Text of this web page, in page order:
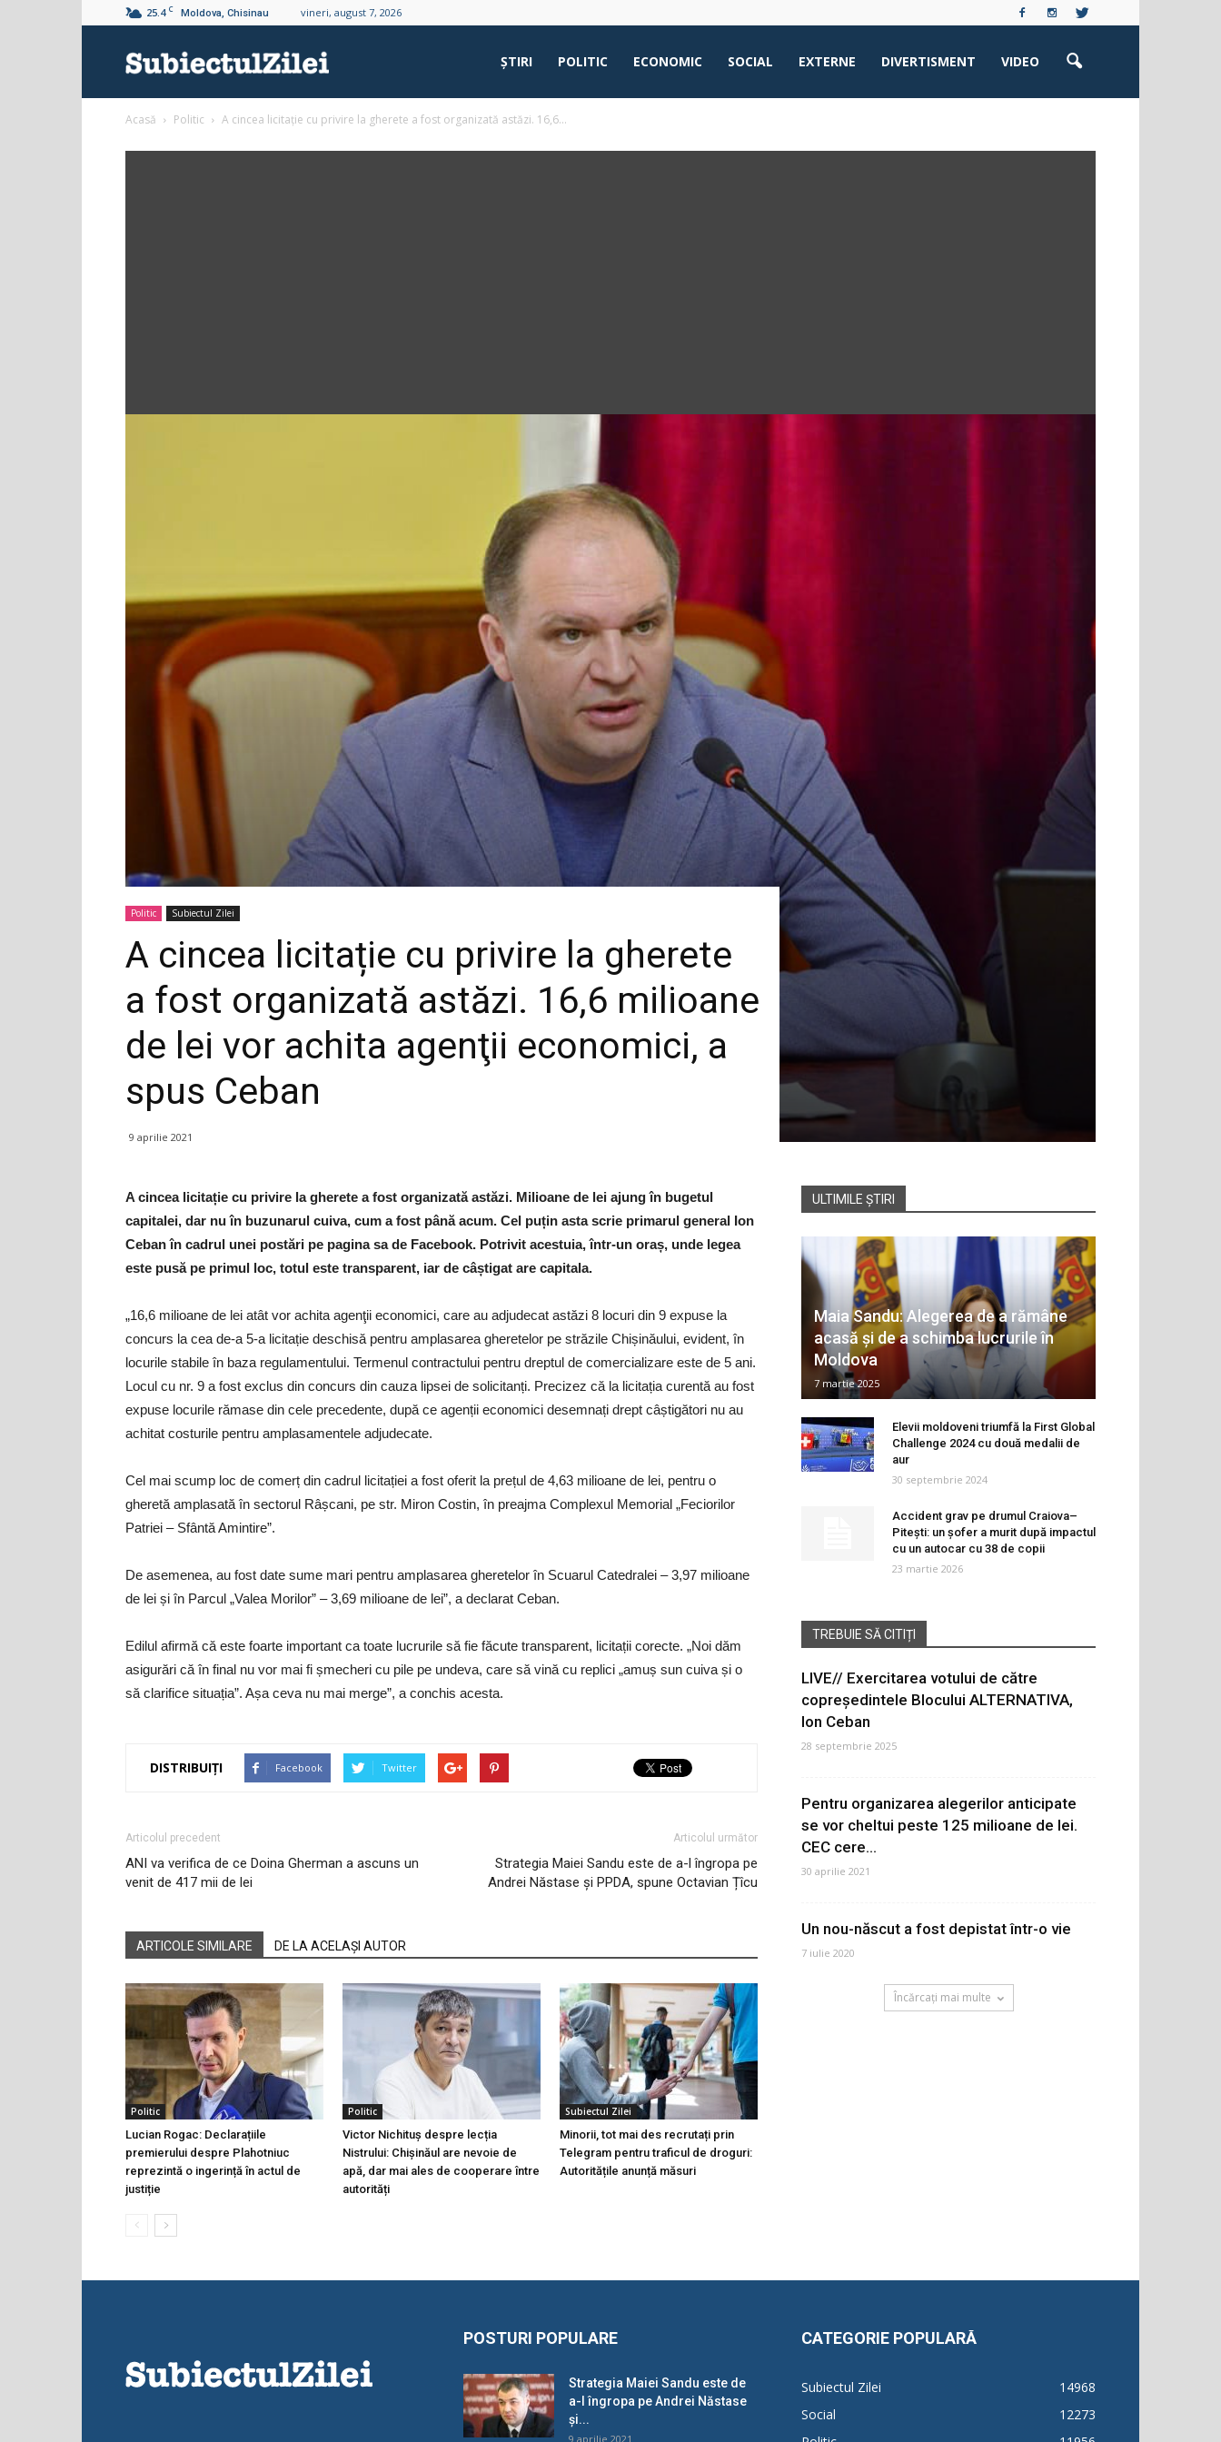
25.4 C Moldova, Chisinau vineri, august 7, 2026
ŞTIRI POLITIC ECONOMIC SOCIAL EXTERNE DIVERTISMENT VIDEO
Acasă Politic A cincea licitație cu privire la gherete a fost organizată astăzi. 16,6...
Politic Subiectul Zilei
A cincea licitație cu privire la gherete
a fost organizată astăzi. 16,6 milioane
de lei vor achita agenţii economici, a
spus Ceban
9 aprilie 2021
A cincea licitație cu privire la gherete a fost organizată astăzi. Milioane de lei ajung în bugetul
capitalei, dar nu în buzunarul cuiva, cum a fost până acum. Cel puțin asta scrie primarul general Ion
Ceban în cadrul unei postări pe pagina sa de Facebook. Potrivit acestuia, într-un oraș, unde legea
este pusă pe primul loc, totul este transparent, iar de câștigat are capitala.
„16,6 milioane de lei atât vor achita agenţii economici, care au adjudecat astăzi 8 locuri din 9 expuse la
concurs la cea de-a 5-a licitație deschisă pentru amplasarea gheretelor pe străzile Chișinăului, evident, în
locurile stabile în baza regulamentului. Termenul contractului pentru dreptul de comercializare este de 5 ani.
Locul cu nr. 9 a fost exclus din concurs din cauza lipsei de solicitanți. Precizez că la licitația curentă au fost
expuse locurile rămase din cele precedente, după ce agenții economici desemnați drept câștigători nu au
achitat costurile pentru amplasamentele adjudecate.
Cel mai scump loc de comerț din cadrul licitației a fost oferit la prețul de 4,63 milioane de lei, pentru o
gheretă amplasată în sectorul Râșcani, pe str. Miron Costin, în preajma Complexul Memorial „Feciorilor
Patriei – Sfântă Amintire”.
De asemenea, au fost date sume mari pentru amplasarea gheretelor în Scuarul Catedralei – 3,97 milioane
de lei și în Parcul „Valea Morilor” – 3,69 milioane de lei”, a declarat Ceban.
Edilul afirmă că este foarte important ca toate lucrurile să fie făcute transparent, licitații corecte. „Noi dăm
asigurări că în final nu vor mai fi șmecheri cu pile pe undeva, care să vină cu replici „amuș sun cuiva și o
să clarifice situația”. Așa ceva nu mai merge”, a conchis acesta.
DISTRIBUIȚI Facebook Twitter
Articolul precedent
ANI va verifica de ce Doina Gherman a ascuns un
venit de 417 mii de lei
Articolul următor
Strategia Maiei Sandu este de a-l îngropa pe
Andrei Năstase și PPDA, spune Octavian Țîcu
ARTICOLE SIMILARE DE LA ACELAȘI AUTOR
Politic
Lucian Rogac: Declarațiile
premierului despre Plahotniuc
reprezintă o ingerință în actul de
justiție
Politic
Victor Nichituș despre lecția
Nistrului: Chișinăul are nevoie de
apă, dar mai ales de cooperare între
autorități
Subiectul Zilei
Minorii, tot mai des recrutați prin
Telegram pentru traficul de droguri:
Autoritățile anunță măsuri
ULTIMILE ȘTIRI
Maia Sandu: Alegerea de a rămâne
acasă și de a schimba lucrurile în
Moldova
7 martie 2025
Elevii moldoveni triumfă la First Global
Challenge 2024 cu două medalii de
aur
30 septembrie 2024
Accident grav pe drumul Craiova–
Pitești: un șofer a murit după impactul
cu un autocar cu 38 de copii
23 martie 2026
TREBUIE SĂ CITIȚI
LIVE// Exercitarea votului de către
copreședintele Blocului ALTERNATIVA,
Ion Ceban
28 septembrie 2025
Pentru organizarea alegerilor anticipate
se vor cheltui peste 125 milioane de lei.
CEC cere...
30 aprilie 2021
Un nou-născut a fost depistat într-o vie
7 iulie 2020
Încărcați mai multe
POSTURI POPULARE
Strategia Maiei Sandu este de
a-l îngropa pe Andrei Năstase
și...
9 aprilie 2021
CATEGORIE POPULARĂ
Subiectul Zilei
14968
Social
12273